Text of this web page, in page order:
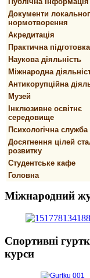
Документи
нормотворення
Акредитація
Практична підготовка
Наукова діяльність
Міжнародна
Антикорупційна
Музей
Інклюзивне освітнє
середовище
Психологічна служба
Досягнення цілей
розвитку
Студентське кафе
Головна
Міжнародний
Спортивнi
курси